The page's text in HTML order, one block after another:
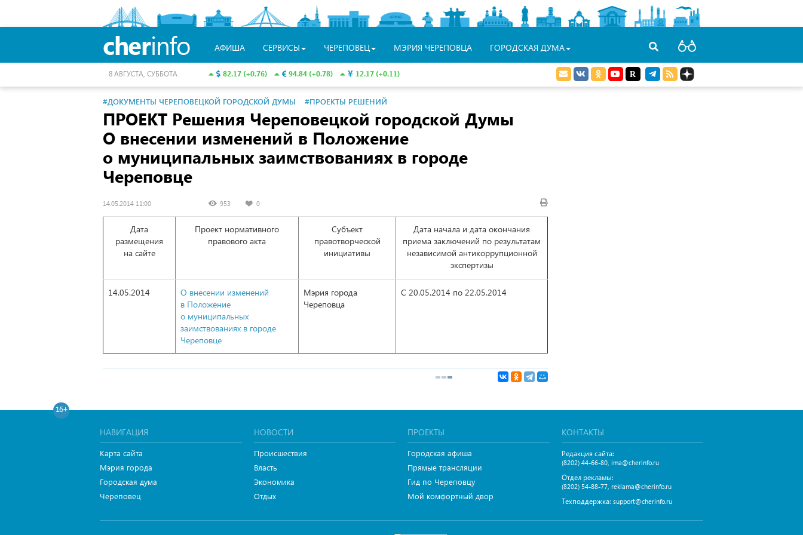
cherinfo АФИША СЕРВИСЫ ЧЕРЕПОВЕЦ МЭРИЯ ЧЕРЕПОВЦА ГОРОДСКАЯ ДУМА
82.17 (+0.76) 94.84 (+0.78) 12.17 (+0.11)
8 АВГУСТА, СУББОТА
#ДОКУМЕНТЫ ЧЕРЕПОВЕЦКОЙ ГОРОДСКОЙ ДУМЫ #ПРОЕКТЫ РЕШЕНИЙ
ПРОЕКТ Решения Череповецкой городской Думы
О внесении изменений в Положение
о муниципальных заимствованиях в городе
Череповце
14.05.2014 11:00 953 0
Дата
размещения
на сайте
Проект нормативного
правового акта
Субъект
правотворческой
инициативы
Дата начала и дата окончания
приема заключений по результатам
независимой антикоррупционной
экспертизы
14.05.2014
О внесении изменений
в Положение
о муниципальных
заимствованиях в городе
Череповце
Мэрия города
Череповца
С 20.05.2014 по 22.05.2014
16+
НАВИГАЦИЯ
Карта сайта
Мэрия города
Городская дума
Череповец
НОВОСТИ
Происшествия
Власть
Экономика
Отдых
ПРОЕКТЫ
Городская афиша
Прямые трансляции
Гид по Череповцу
Мой комфортный двор
КОНТАКТЫ
Редакция сайта:
(8202) 44-66-80, ima@cherinfo.ru
Отдел рекламы:
(8202) 54-88-77, reklama@cherinfo.ru
Техподдержка: support@cherinfo.ru